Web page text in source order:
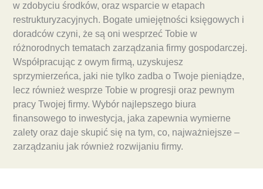
w zdobyciu środków, oraz wsparcie w etapach
restrukturyzacyjnych. Bogate umiejętności księgowych i
doradców czyni, że są oni wesprzeć Tobie w
różnorodnych tematach zarządzania firmy gospodarczej.
Współpracując z owym firmą, uzyskujesz
sprzymierzeńca, jaki nie tylko zadba o Twoje pieniądze,
lecz również wesprze Tobie w progresji oraz pewnym
pracy Twojej firmy. Wybór najlepszego biura
finansowego to inwestycja, jaka zapewnia wymierne
zalety oraz daje skupić się na tym, co, najważniejsze –
zarządzaniu jak również rozwijaniu firmy.